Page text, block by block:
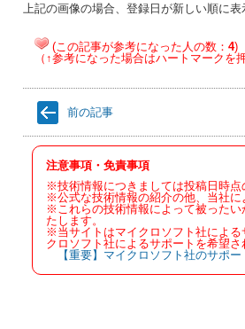
上記の画像の場合、登録日が新しい順に表
(この記事が参考になった人の数： 4)
（↑参考になった場合はハートマークを
前の記事
注意事項・免責事項
※技術情報につきましては投稿日時点
※公式な技術情報の紹介の他、当社に
※これらの技術情報によって被った
たします。
※当サイトはマイクロソフト社によ
クロソフト社によるサポートを希望
【重要】マイクロソフト社のサポ